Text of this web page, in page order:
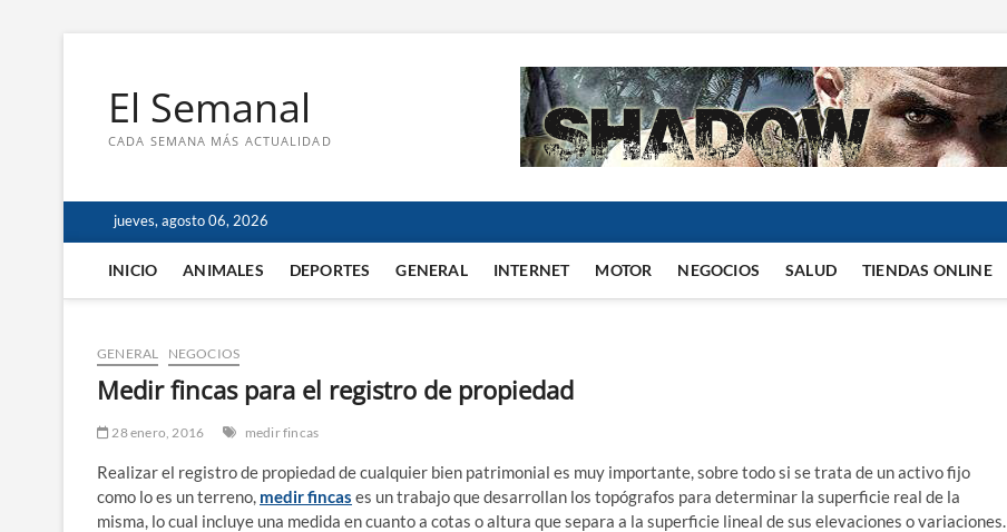
contenidoEl Semanal
CADA SEMANA MÁS ACTUALIDAD
jueves, agosto 06, 2026
INICIO ANIMALES DEPORTES GENERAL INTERNET MOTOR NEGOCIOS SALUD TIENDAS ONLINE
GENERAL NEGOCIOS
Medir fincas para el registro de propiedad
28 enero, 2016 medir fincas
Realizar el registro de propiedad de cualquier bien patrimonial es muy importante, sobre todo si se trata de un activo fijo
como lo es un terreno, medir fincas es un trabajo que desarrollan los topógrafos para determinar la superficie real de la
misma, lo cual incluye una medida en cuanto a cotas o altura que separa a la superficie lineal de sus elevaciones o variaciones.